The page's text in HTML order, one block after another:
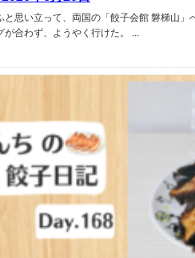
と思い立って、両国の「餃子会館 磐梯山
が合わず、ようやく行けた。 ...